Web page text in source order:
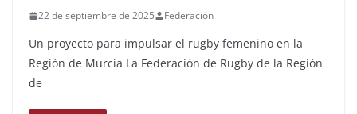
22 de septiembre de 2025 Federación
Un proyecto para impulsar el rugby femenino en la
Región de Murcia La Federación de Rugby de la Región
de